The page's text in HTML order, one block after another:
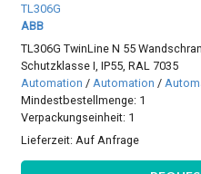
TL306G
ABB
TL306G TwinLine N 55
Schutzklasse I, IP55, RAL 7035
Automation / Automation /
Mindestbestellmenge: 1
Verpackungseinheit: 1
Lieferzeit:Auf Anfrage